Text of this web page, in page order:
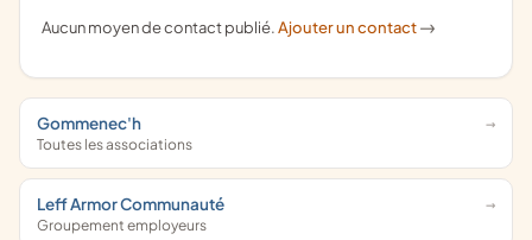
Aucun moyen de contact publié.Ajouter un contact ->
Gommenec'h
Toutes les associations
Leff Armor Communauté
Groupement employeurs